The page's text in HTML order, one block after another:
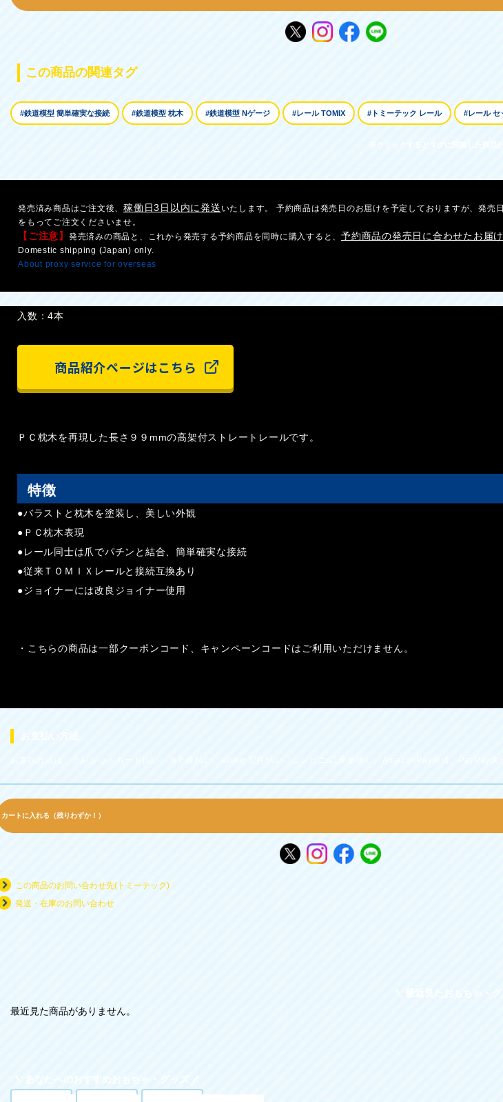
この商品の関連タグ
#鉄道模型 簡単確実な接続 #鉄道模型 枕木 #鉄道模型 Nゲージ #レール TOMIX #トミーテック レール #レール セ
発売済み商品はご注文後、 稼働日3日以内に発送 いたします。 予約商品は発売日のお届けを予定しておりますが、発
をもってご注文くださいませ。
【ご注意】 発売済みの商品と、これから発売する予約商品を同時に購入すると、 予約商品の発売日に合わせたお届け
Domestic shipping (Japan) only.
About proxy service for overseas
入数：4本
商品紹介ページはこちら
ＰＣ枕木を再現した長さ９９mmの高架付ストレートレールです。
特徴
●バラストと枕木を塗装し、美しい外観
●ＰＣ枕木表現
●レール同士は爪でパチンと結合、簡単確実な接続
●従来ＴＯＭＩＸレールと接続互換あり
●ジョイナーには改良ジョイナー使用
・こちらの商品は一部クーポンコード、キャンペーンコードはご利用いただけません。
カートに入れる（残りわずか！）
この商品のお問い合わせ先(トミーテック)
発送・在庫のお問い合わせ
最近見た商品がありません。